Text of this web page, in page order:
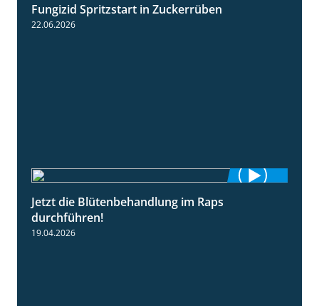
Fungizid Spritzstart in Zuckerrüben
22.06.2026
Jetzt die Blütenbehandlung im Raps
durchführen!
19.04.2026